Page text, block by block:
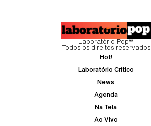
Laboratório Pop®
Todos os direitos reservados
Hot!
Laboratório Crítico
News
Agenda
Na Tela
Ao Vivo